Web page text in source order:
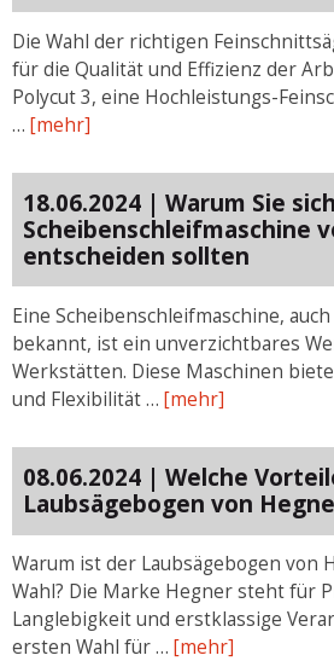
Die Wahl der richtigen
für die Qualität und Effizienz der
Polycut 3, eine Hochleistungs-
… [mehr]
18.06.2024 | Warum Sie
Scheibenschleifmaschine
entscheiden sollten
Eine Scheibenschleifmaschine,
bekannt, ist ein unverzichtbares
Werkstätten. Diese Maschinen
und Flexibilität … [mehr]
08.06.2024 | Welche
Laubsägebogen von
Warum ist der Laubsägebogen von
Wahl? Die Marke Hegner steht für
Langlebigkeit und erstklassige
ersten Wahl für … [mehr]